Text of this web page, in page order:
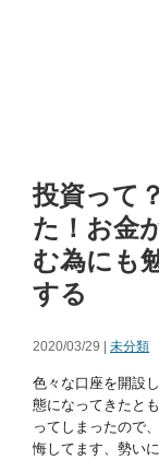
投資って
た！お金
む為にも
する
2020/03/29 | 未分類
色々な口座を開設
態になってきたと
ってしまったので
悔してます、勢いに